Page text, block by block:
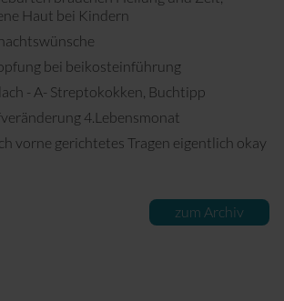
Haut bei Kindern
bei beikosteinführung
- A- Streptokokken, Buchtipp
4.Lebensmonat
vorne gerichtetes Tragen eigentlich okay
zum Archiv